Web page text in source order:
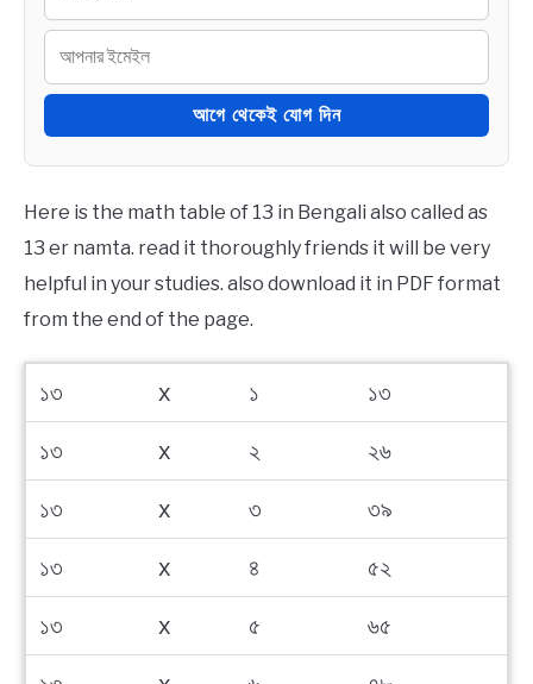
NEWS
BENGALI LYRICS
BENGALI STORIES
আগে থেকেই যোগ দিন
Here is the math table of 13 in Bengali also called as
13 er namta. read it thoroughly friends it will be very
helpful in your studies. also download it in PDF format
from the end of the page.
১৩ x ১
১৩
১৩
x ২
২৬
১৩
x ৩
৩৯
১৩
x ৪
৫২
১৩
x ৫
৬৫